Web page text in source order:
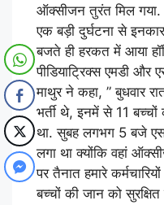
ऑक्सीजन तुरंत मिल गया.
एक बड़ी दुर्घटना से
बजते ही हरकत में आया
पीडियाट्रिक्स एमडी और
माथुर ने कहा, ” बुधवार
भर्ती थे, इनमें से 11 बच्चों
था. सुबह लगभग 5 बजे
लगा था क्योंकि वहां
पर तैनात हमारे
बच्चों की जान को